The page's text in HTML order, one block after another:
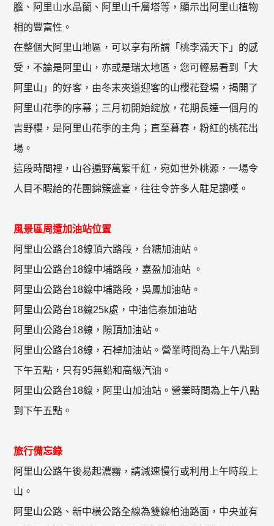
膽、阿里山水晶蘭、阿里山千層塔等，顯示出阿里山植物
相的豐富性。
在整個大阿里山地區，可以享有所謂「桃李滿天下」的感
受，不論是阿里山，亦或是瑞太地區，您可輕易看到「大
阿里山」的好客，由冬末夾道迎客的山櫻花登場，揭開了
阿里山花季的序幕；三月初開始綻放，花期長達一個月的
吉野櫻，是阿里山花季的主角；直至暮春，粉紅的桃花出
場。
這段時間裡，山谷遍野萬紫千紅，宛如世外桃源，一場令
人目不暇給的花團錦簇盛宴，往往令許多人駐足讚嘆。
風景區周遭加油站位置
阿里山公路台18線頂六路段，台糖加油站。
阿里山公路台18線中埔路段，嘉盈加油站 。
阿里山公路台18線中埔路段，吳鳳加油站。
阿里山公路台18線25k處，中油信泰加油站
阿里山公路台18線，隙頂加油站。
阿里山公路台18線，石棹加油站。營業時間為上午八點到
下午五點，只有95無鉛和高級汽油。
阿里山公路台18線，阿里山加油站。營業時間為上午八點
到下午五點。
旅行備忘錄
阿里山公路午後易起濃霧，請減速慢行或利用上午時段上
山。
阿里山公路、新中橫公路全線為雙線柏油路面，中央並有